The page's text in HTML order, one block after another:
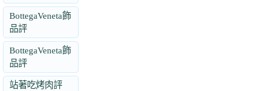
BottegaVeneta飾
品評
BottegaVeneta飾
品評
站著吃烤肉評